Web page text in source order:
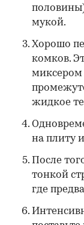
мукой.
Хорошо
комков.
миксером
жидкое
на плиту
После
тонкой
где